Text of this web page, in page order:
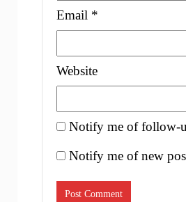
Email *
Website
Notify me of follow-
Notify me of new